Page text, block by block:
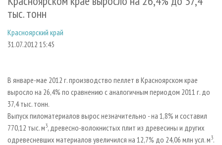
ДЕРЕВООБРАБОТКА
СУШКА ДРЕВЕСИНЫ
ПРОИЗВОДСТВО ДРЕВЕСНЫХ ПЛИТ
ПРОИЗВОДСТВО МЕБЕЛИ
БИОЭНЕРГЕТИКА
ЦБП
ИНСТРУМЕНТ И МАТЕРИАЛЫ
НОВОСТИ КОМПАНИЙ
ЛЕСНЫЕ РЕГИОНЫ РОССИИ
ПЕРСОНЫ
МОБИЛЬНЫЕ ВЫСТАВКИ
ПРИОРИТЕТНЫЕ ИНВЕСТПРОЕКТЫ
RUSSIAN FORESTRY REVIEW
ГАЗЕТА ЛЕСПРОМФОРУМ
БИБЛИОТЕКА СПЕЦИАЛИСТА
СТАТЬИ
ПОДПИСКА
КОНТАКТЫ
РЕКЛАМОДАТЕЛЯМ
РЕКЛАМА
РЕКЛАМА НА САЙТЕ
тыс. тонн
Красноярский край
31.07.2012 15:45
В январе-мае 2012 г. производство пеллет в Красноярском крае
выросло на 26,4% по сравнению с аналогичным периодом 2011 г. до
37,4 тыс. тонн.
Выпуск пиломатериалов вырос незначительно - на 1,8% и составил
770,12 тыс. м3, древесно-волокнистых плит из древесины и других
одревесневших материалов увеличился на 12,7% до 24,06 млн усл. м3.